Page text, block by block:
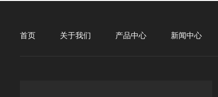
首页 关于我们 产品中心 新闻中心